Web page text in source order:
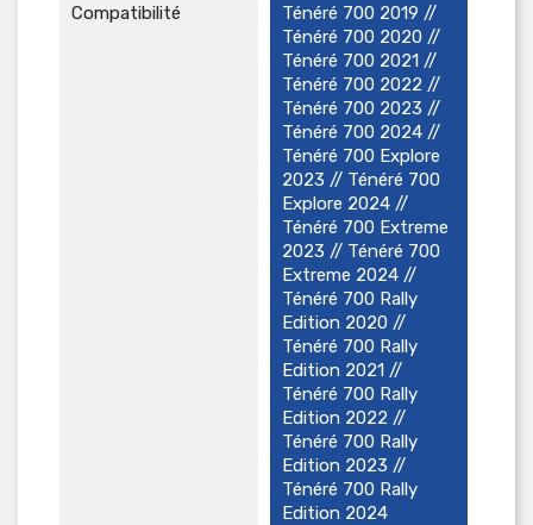
Compatibilité
Ténéré 700 2019 //
Ténéré 700 2020 //
Ténéré 700 2021 //
Ténéré 700 2022 //
Ténéré 700 2023 //
Ténéré 700 2024 //
Ténéré 700 Explore
2023 // Ténéré 700
Explore 2024 //
Ténéré 700 Extreme
2023 // Ténéré 700
Extreme 2024 //
Ténéré 700 Rally
Edition 2020 //
Ténéré 700 Rally
Edition 2021 //
Ténéré 700 Rally
Edition 2022 //
Ténéré 700 Rally
Edition 2023 //
Ténéré 700 Rally
Edition 2024